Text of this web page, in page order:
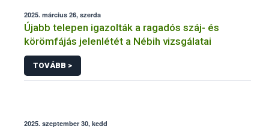
2025. március 26, szerda
Újabb telepen igazolták a ragadós száj- és
körömfájás jelenlétét a Nébih vizsgálatai
TOVÁBB >
2025. szeptember 30, kedd